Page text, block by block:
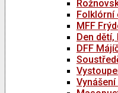
Folklórní
MFF
Den dětí,
DFF